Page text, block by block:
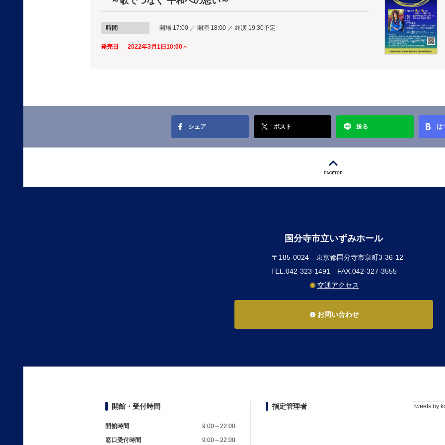
時間 開場 17:00 ／ 開演 18:00 ／ 終演 19:30予定
発売日 2022年3月1日10:00～
シェア ポスト 送る は
国分寺市立いずみホール
〒185-0024 東京都国分寺市泉町3-36-12
TEL.042-323-1491 FAX.042-327-3555
交通アクセス
お問い合わせ
開館・受付時間
開館時間
9:00～22:00
窓口受付時間
9:00～22:00
指定管理者 Tweets by